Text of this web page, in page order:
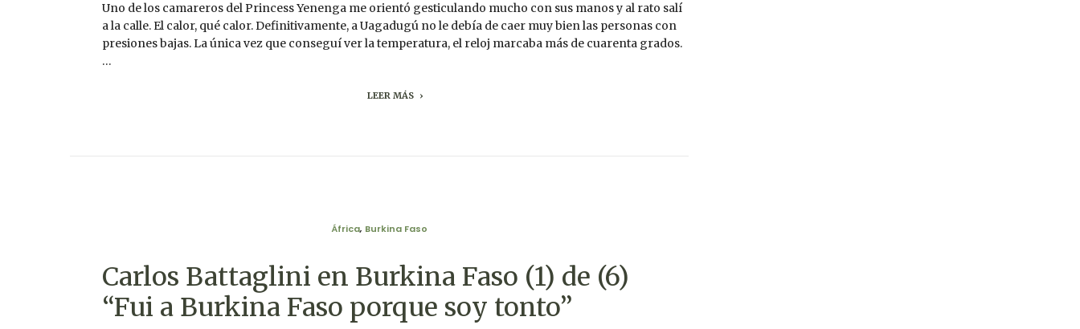
Uno de los camareros del Princess Yenenga me orientó gesticulando mucho con sus manos y al rato salí
a la calle. El calor, qué calor. Definitivamente, a Uagadugú no le debía de caer muy bien las personas con
presiones bajas. La única vez que conseguí ver la temperatura, el reloj marcaba más de cuarenta grados.
…
LEER MÁS
África, Burkina Faso
Carlos Battaglini en Burkina Faso (1) de (6)
“Fui a Burkina Faso porque soy tonto”